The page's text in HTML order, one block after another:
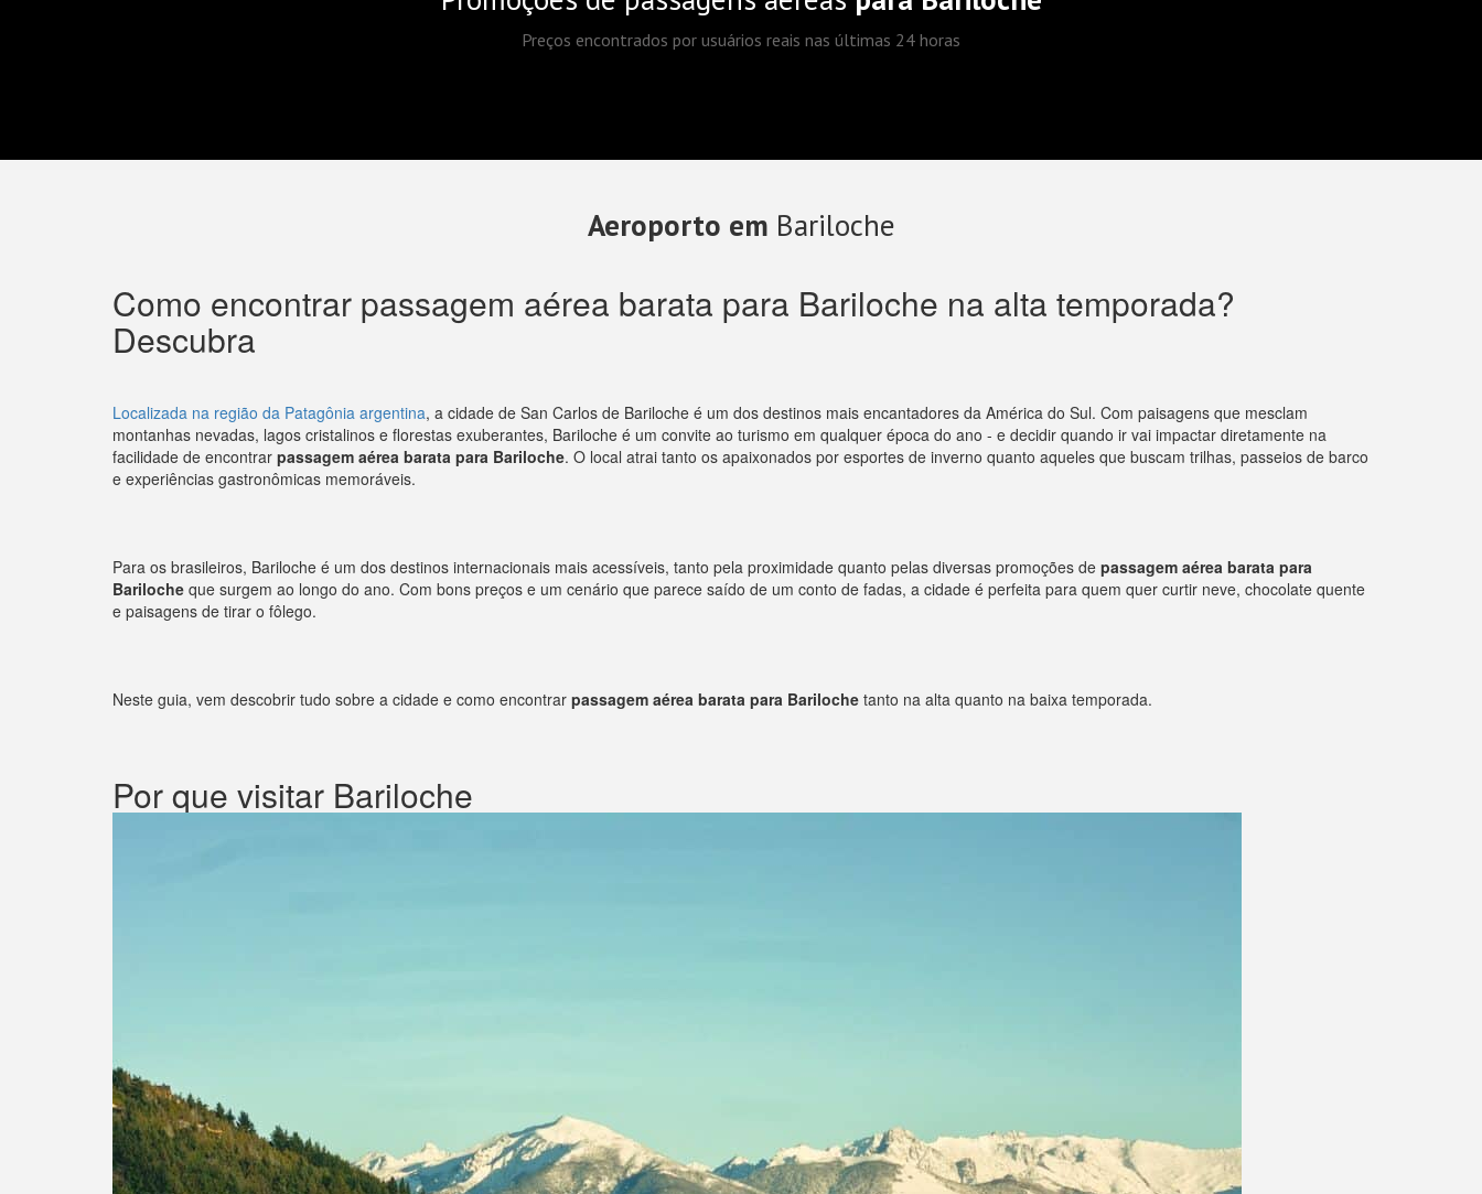
Preços encontrados por usuários reais nas últimas 24 horas
Aeroporto em Bariloche
Como encontrar passagem aérea barata para Bariloche na alta temporada?
Descubra
Localizada na região da Patagônia argentina, a cidade de San Carlos de Bariloche é um dos destinos mais encantadores da América do Sul. Com paisagens que mesclam
montanhas nevadas, lagos cristalinos e florestas exuberantes, Bariloche é um convite ao turismo em qualquer época do ano - e decidir quando ir vai impactar diretamente na
facilidade de encontrar passagem aérea barata para Bariloche. O local atrai tanto os apaixonados por esportes de inverno quanto aqueles que buscam trilhas, passeios de barco
e experiências gastronômicas memoráveis.
Para os brasileiros, Bariloche é um dos destinos internacionais mais acessíveis, tanto pela proximidade quanto pelas diversas promoções de passagem aérea barata para
Bariloche que surgem ao longo do ano. Com bons preços e um cenário que parece saído de um conto de fadas, a cidade é perfeita para quem quer curtir neve, chocolate quente
e paisagens de tirar o fôlego.
Neste guia, vem descobrir tudo sobre a cidade e como encontrar passagem aérea barata para Bariloche tanto na alta quanto na baixa temporada.
Por que visitar Bariloche